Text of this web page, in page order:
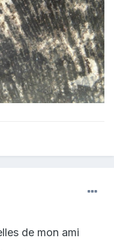
de mon ami